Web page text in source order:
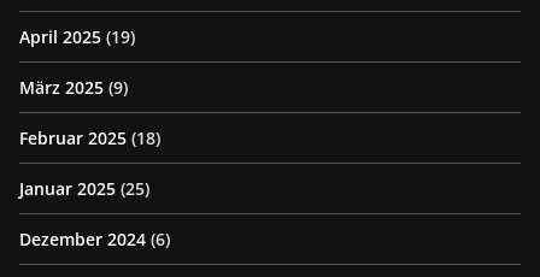
April 2025 (19)
März 2025 (9)
Februar 2025 (18)
Januar 2025 (25)
Dezember 2024 (6)